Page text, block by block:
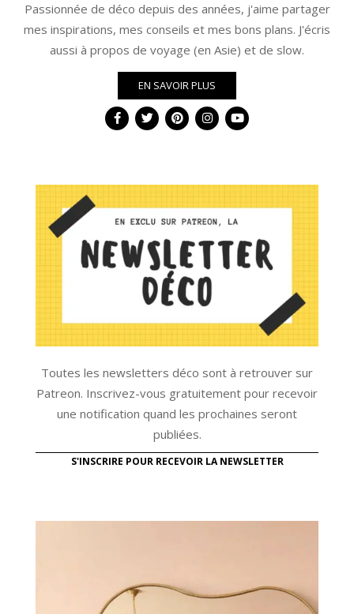
Passionnée de déco depuis des années, j'aime partager
mes inspirations, mes conseils et mes bons plans. J'écris
aussi à propos de voyage (en Asie) et de slow.
EN SAVOIR PLUS
Toutes les newsletters déco sont à retrouver sur
Patreon. Inscrivez-vous gratuitement pour recevoir
une notification quand les prochaines seront
publiées.
S'INSCRIRE POUR RECEVOIR LA NEWSLETTER